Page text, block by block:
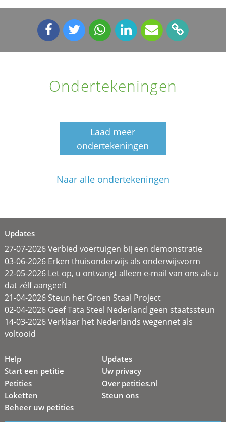
Ondertekeningen
Laad meer
ondertekeningen
Naar alle ondertekeningen
Updates
27-07-2026 Verbied voertuigen bij een demonstratie
03-06-2026 Erken thuisonderwijs als onderwijsvorm
22-05-2026 Let op, u ontvangt alleen e-mail van ons als u
dat zélf aangeeft
21-04-2026 Steun het Groen Staal Project
02-04-2026 Geef Tata Steel Nederland geen staatssteun
14-03-2026 Verklaar het Nederlands wegennet als
voltooid
Help
Start een petitie
Petities
Loketten
Beheer uw petities
Updates
Uw privacy
Over petities.nl
Steun ons